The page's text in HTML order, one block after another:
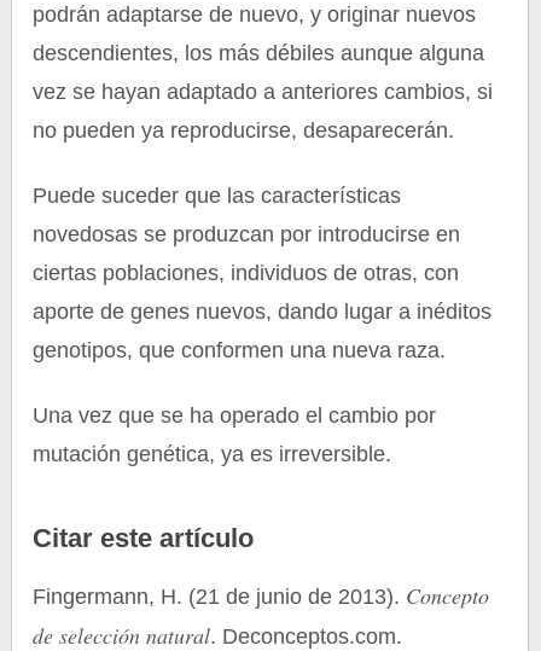
podrán adaptarse de nuevo, y originar nuevos
descendientes, los más débiles aunque alguna
vez se hayan adaptado a anteriores cambios, si
no pueden ya reproducirse, desaparecerán.
Puede suceder que las características
novedosas se produzcan por introducirse en
ciertas poblaciones, individuos de otras, con
aporte de genes nuevos, dando lugar a inéditos
genotipos, que conformen una nueva raza.
Una vez que se ha operado el cambio por
mutación genética, ya es irreversible.
Citar este artículo
Fingermann, H. (21 de junio de 2013). Concepto
de selección natural. Deconceptos.com.